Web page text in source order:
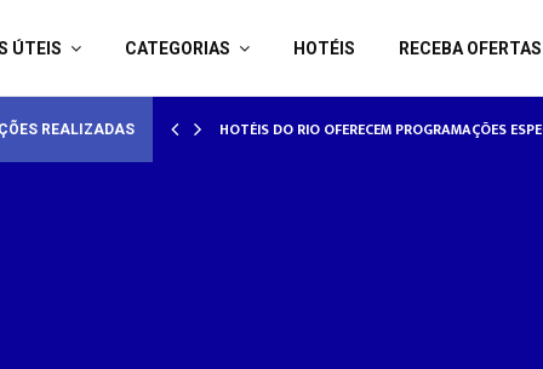
ÚTEIS CATEGORIAS HOTÉIS RECEBA OFERTAS
REALIZADAS HOTÉISRIO REALIZA CICLO DE SEMINÁRIOS